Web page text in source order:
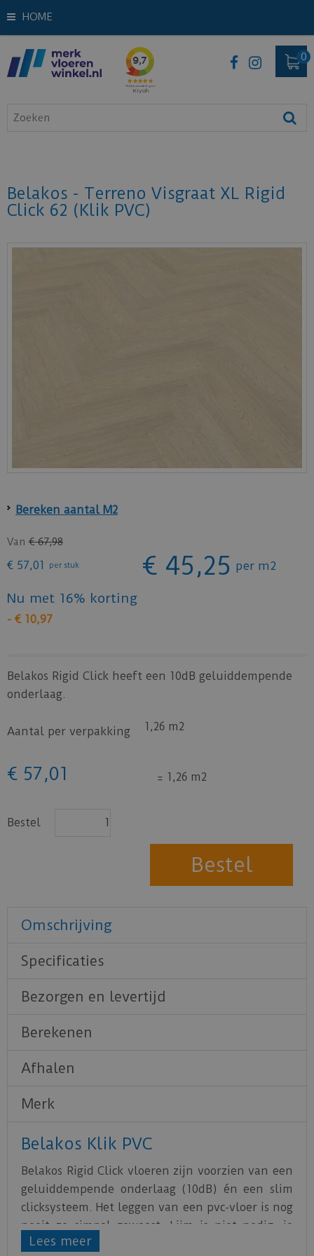
HOME
Belakos - Terreno Visgraat XL Rigid
Click 62 (Klik PVC)
Bereken aantal M2
Van € 67,98
€ 57,01 per stuk € 45,25 per m2
Nu met 16% korting
- € 10,97
Belakos Rigid Click heeft een 10dB geluiddempende
onderlaag.
Aantal per verpakking 1,26 m2
€ 57,01 = 1,26 m2
Bestel
Omschrijving
Specificaties
Bezorgen en levertijd
Berekenen
Afhalen
Merk
Belakos Klik PVC
Belakos Rigid Click vloeren zijn voorzien van een
geluiddempende onderlaag (10dB) én een slim
clicksysteem. Het leggen van een pvc-vloer is nog
nooit zo simpel geweest. Lijm is niet nodig, je
plaatst de planken direct op een bestaande
Lees meer